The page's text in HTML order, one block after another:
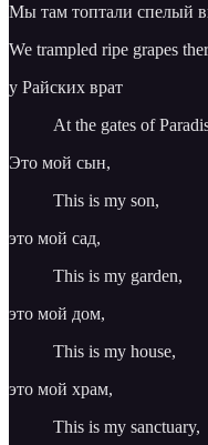
Мы там топтали спелый
We trampled ripe grapes
у Райских врат
At the gates of
Это мой сын,
This is my son,
это мой сад,
This is my garden,
это мой дом,
This is my house,
это мой храм,
This is my sanctuary,